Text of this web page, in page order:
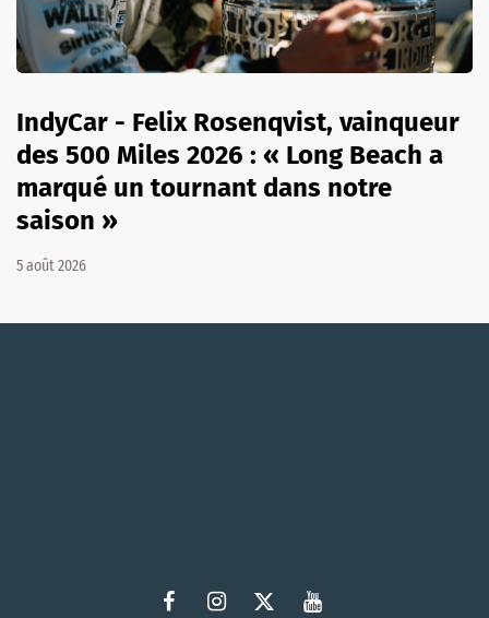
IndyCar - Felix Rosenqvist, vainqueur
des 500 Miles 2026 : « Long Beach a
marqué un tournant dans notre
saison »
5 août 2026